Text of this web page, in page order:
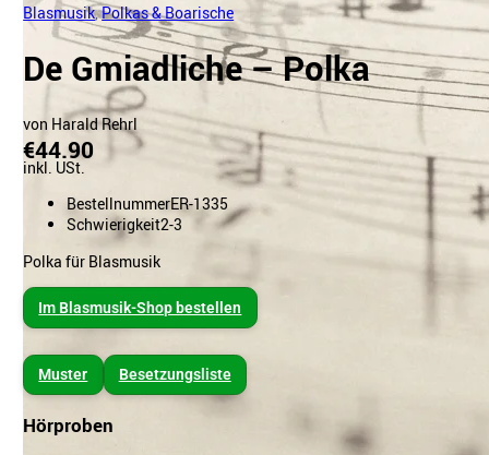
Blasmusik,Polkas & Boarische
De Gmiadliche – Polka
von Harald Rehrl
€44.90
inkl. USt.
BestellnummerER-1335
Schwierigkeit2-3
Polka für Blasmusik
Im Blasmusik-Shop bestellen
Muster Besetzungsliste
Hörproben